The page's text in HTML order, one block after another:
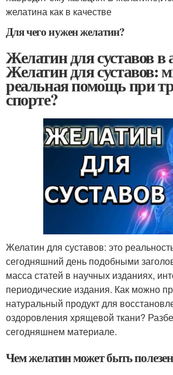
желатина как в качестве​
Для чего нужен желатин?
Желатин для суставов в
Желатин для суставов:
реальная помощь при
спорте?
Желатин для суставов: это
сегодняшний день подобными
масса статей в научных изданиях,
периодические издания. Как можно
натуральный продукт для
оздоровления хрящевой ткани?
сегодняшнем материале.
Чем желатин может быть